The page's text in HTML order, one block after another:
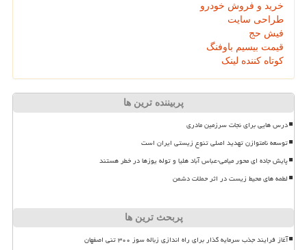
خرید و فروش خودرو
طراحی سایت
فیش حج
قیمت بیسیم باوفنگ
کوتاه کننده لینک
پربیننده ترین ها
درس هایی برای نجات سرزمین مادری
توسعه نامتوازن تهدید اصلی تنوع زیستی ایران است
پایش جاده ای محور میامی-عباس آباد هلیا و توله یوزها در خطر هستند
لطمه های محیط زیست در اثر حملات دشمن
پربحث ترین ها
آغاز فرایند جذب سرمایه گذار برای راه اندازی زباله سوز ۳۰۰ تنی اصفهان